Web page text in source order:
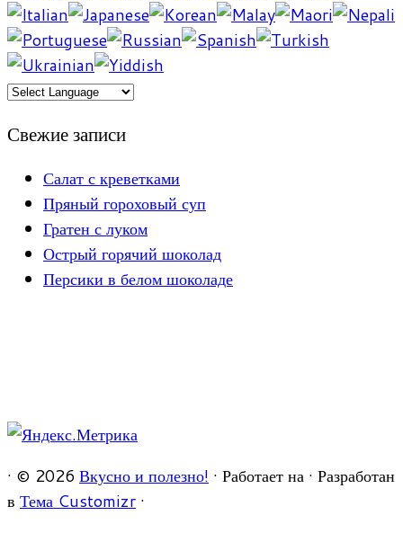
Свежие записи
Салат с креветками
Пряный гороховый суп
Гратен с луком
Острый горячий шоколад
Персики в белом шоколаде
· © 2026 Вкусно и полезно! · Работает на · Разработан
в Тема Customizr ·